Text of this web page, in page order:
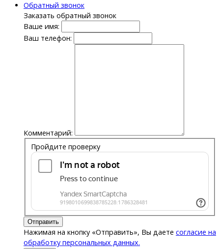
Обратный звонок
Заказать обратный звонок
Ваше имя:
Ваш телефон:
Комментарий:
Пройдите проверку
Отправить
Нажимая на кнопку «Отправить», Вы даете согласие на
обработку персональных данных.